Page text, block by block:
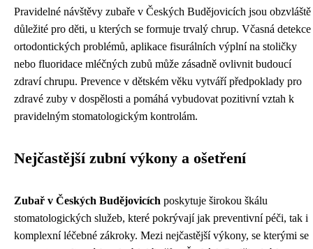
Pravidelné návštěvy zubaře v Českých Budějovicích jsou obzvláště
důležité pro děti, u kterých se formuje trvalý chrup. Včasná detekce
ortodontických problémů, aplikace fisurálních výplní na stoličky
nebo fluoridace mléčných zubů může zásadně ovlivnit budoucí
zdraví chrupu. Prevence v dětském věku vytváří předpoklady pro
zdravé zuby v dospělosti a pomáhá vybudovat pozitivní vztah k
pravidelným stomatologickým kontrolám.
Nejčastější zubní výkony a ošetření
Zubař v Českých Budějovicích poskytuje širokou škálu
stomatologických služeb, které pokrývají jak preventivní péči, tak i
komplexní léčebné zákroky. Mezi nejčastější výkony, se kterými se